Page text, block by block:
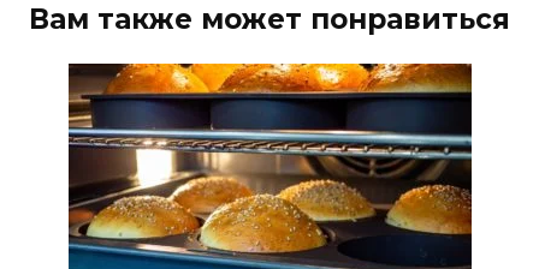
Вам также может понравиться